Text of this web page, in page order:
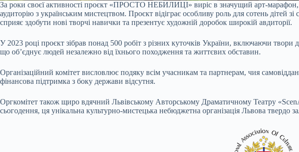
За роки своєї активності проєкт «ПРОСТО НЕБИЛИЦІ» виріс в значущий арт-марафон,
аудиторію з українським мистецтвом. Проєкт відіграє особливу роль для сотень дітей
сприяє здобути нові творчі навички та презентує художній доробок широкій авдиторії.
У 2023 році проєкт зібрав понад 500 робіт з різних куточків України, включаючи
що об’єднує людей незалежно від їхнього походження та життєвих обставин.
Організаційний комітет висловлює подяку всім учасникам та партнерам, чия
фінансова підтримка з боку держави відсутня.
Оргкомітет також щиро вдячний Львівському Авторському Драматичному Театру
сьогодення, ця унікальна культурно-мистецька небюджетна організація Львова